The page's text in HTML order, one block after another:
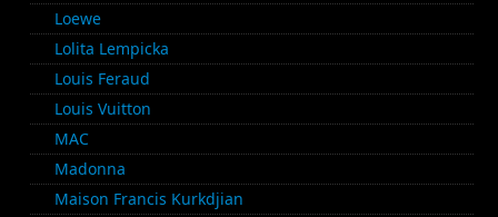
Loewe
Lolita Lempicka
Louis Feraud
Louis Vuitton
MAC
Madonna
Maison Francis Kurkdjian